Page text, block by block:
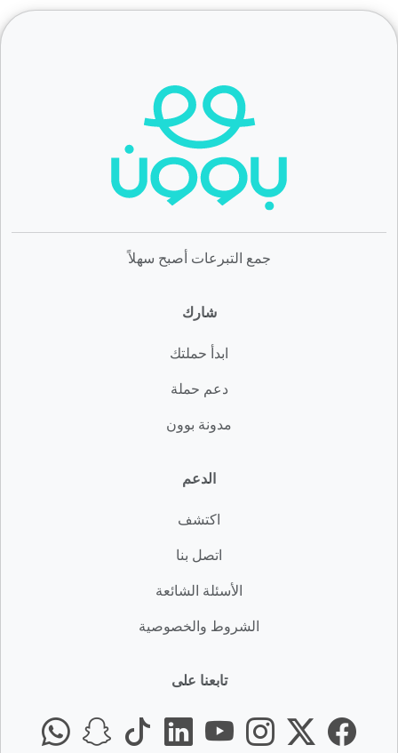
جمع التبرعات أصبح سهلاً
شارك
ابدأ حملتك
دعم حملة
مدونة بوون
الدعم
اكتشف
اتصل بنا
الأسئلة الشائعة
الشروط والخصوصية
تابعنا على